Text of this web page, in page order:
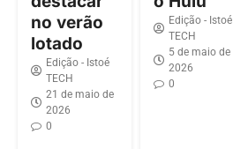
no verão
lotado
Edição - Istoé
TECH
21 de maio de
2026
0
Edição - Istoé
TECH
5 de maio de
2026
0